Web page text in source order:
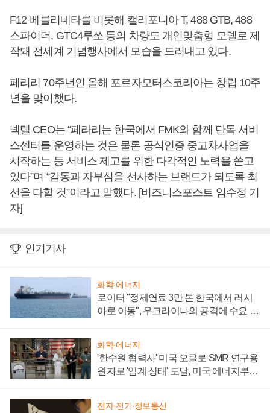
F12 베를리네타를 비롯해 캘리포니아 T, 488 GTB, 488
스파이더, GTC4루쏘 등의 차량도 개인맞춤형 모델로 제
작돼 전세계 기념행사에서 모습을 드러내고 있다.
페리리 70주년인 올해 포르자모터스코리아는 창립 10주
년을 맞이했다.
넥텔 CEO는 “페라리는 한국에서 FMK와 함께 단독 서비
스센터를 운영하는 것은 물론 공식인증 중고차사업을
시작하는 등 서비스 제고를 위한 다각적인 노력을 쏟고
있다”며 “감동과 자부심을 선사하는 브랜드가 되도록 최
선을 다할 것”이라고 말했다. [비즈니스포스트 임수정 기
자]
인기기사
화학·에너지
로이터 "정제연료 3만 톤 한국에서 러시
아로 이동", 우크라이나의 공격에 수요 늘
화학·에너지
'한수원 협력사' 미국 오클로 SMR 연구용
원자로 '임계 상태' 도달, 미국 에너지부
전자·전기·정보통신